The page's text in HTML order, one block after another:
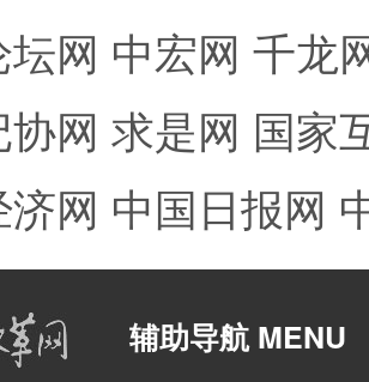
坛网 中宏网 千龙
网 求是网 国家
网 中国日报网
辅助导航 MENU